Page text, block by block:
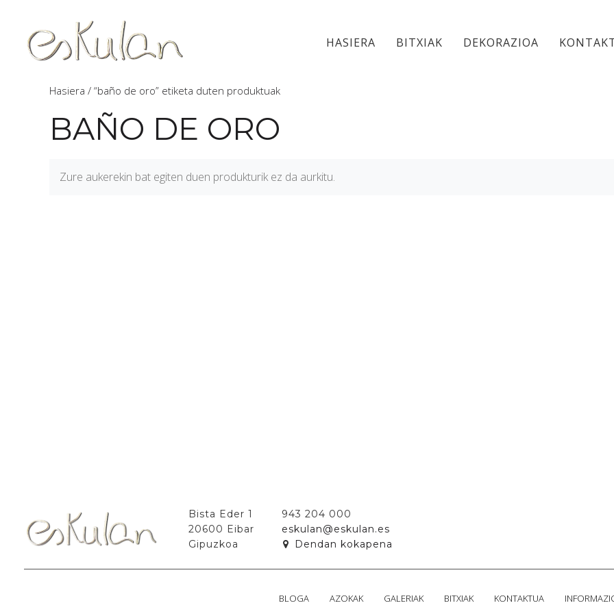
HASIERA BITXIAK DEKORAZIOA
Hasiera / “baño de oro” etiketa duten produktuak
BAÑO DE ORO
Zure aukerekin bat egiten duen produkturik ez da aurkitu.
Bista Eder 1
20600 Eibar
Gipuzkoa
943 204 000
eskulan@eskulan.es
Dendan kokapena
BLOGA AZOKAK GALERIAK BITXIAK KONTAKTUA